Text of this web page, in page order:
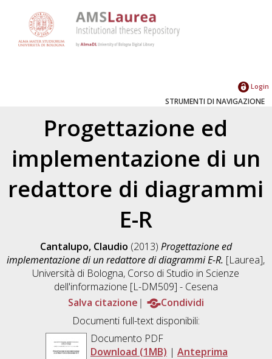
Login
STRUMENTI DI NAVIGAZIONE
Progettazione ed
implementazione di un
redattore di diagrammi
E-R
Cantalupo, Claudio (2013) Progettazione ed
implementazione di un redattore di diagrammi E-R. [Laurea],
Università di Bologna, Corso di Studio in Scienze
dell'informazione [L-DM509] - Cesena
Salva citazione
Condividi
Documenti full-text disponibili:
Documento PDF
Download (1MB) | Anteprima